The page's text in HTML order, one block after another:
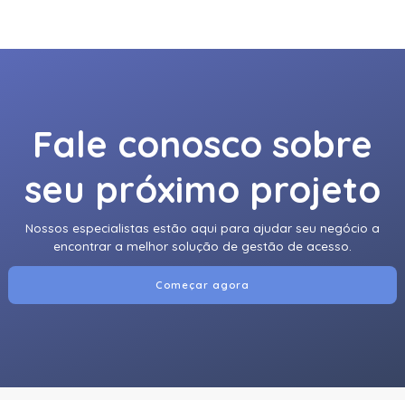
920Pmntekma003 | Assa Abloy | Leitor De Proximidade
Rp40
920Ptnnek00000 | Assa Abloy | Leitor De Proximidade Se
Rp40
921Nbnnek20000 | Assa Abloy | Leitor De Proximidade
921Nmnnekma002 | Assa Abloy | Leitor De Proximidade
Rk40
921Ntnnek00000 | Assa Abloy | Leitor De Proximidade
Fale conosco sobre
seu próximo projeto
Nossos especialistas estão aqui para ajudar seu negócio a
encontrar a melhor solução de gestão de acesso.
Começar agora